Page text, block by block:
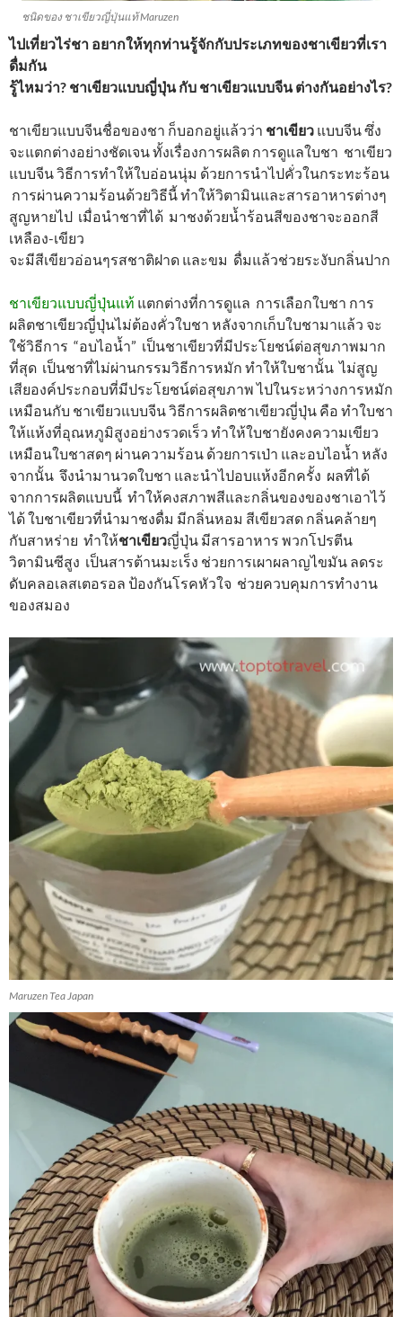
ชนิดของ ชาเขียวญี่ปุ่นแท้ Maruzen
ไปเที่ยวไร่ชา อยากให้ทุกท่านรู้จักกับประเภทของชาเขียวที่เรา
ดื่มกัน
รู้ไหมว่า? ชาเขียวแบบญี่ปุ่น กับ ชาเขียวแบบจีน ต่างกันอย่างไร?
ชาเขียวแบบจีนชื่อของชา ก็บอกอยู่แล้วว่า ชาเขียว แบบจีน ซึ่ง
จะแตกต่างอย่างชัดเจน ทั้งเรื่องการผลิต การดูแลใบชา ชาเขียว
แบบจีน วิธีการทําให้ใบอ่อนนุ่ม ด้วยการนำไปคั่วในกระทะร้อน
การผ่านความร้อนด้วยวิธีนี้ ทำให้วิตามินและสารอาหารต่างๆ
สูญหายไป เมื่อนำชาที่ได้ มาชงด้วยน้ำร้อนสีของชาจะออกสี
เหลือง-เขียว
จะมีสีเขียวอ่อนๆรสชาติฝาด และขม ดื่มแล้วช่วยระงับกลิ่นปาก
ชาเขียวแบบญี่ปุ่นแท้ แตกต่างที่การดูแล การเลือกใบชา การ
ผลิตชาเขียวญี่ปุ่นไม่ต้องคั่วใบชา หลังจากเก็บใบชามาแล้ว จะ
ใช้วิธีการ “อบไอน้ำ” เป็นชาเขียวที่มีประโยชน์ต่อสุขภาพมาก
ที่สุด เป็นชาที่ไม่ผ่านกรรมวิธีการหมัก ทำให้ใบชานั้น ไม่สูญ
เสียองค์ประกอบที่มีประโยชน์ต่อสุขภาพ ไปในระหว่างการหมัก
เหมือนกับ ชาเขียวแบบจีน วิธีการผลิตชาเขียวญี่ปุ่น คือ ทำใบชา
ให้แห้งที่อุณหภูมิสูงอย่างรวดเร็ว ทำให้ใบชายังคงความเขียว
เหมือนใบชาสดๆ ผ่านความร้อน ด้วยการเป่า และอบไอน้ำ หลัง
จากนั้น จึงนำมานวดใบชา และนำไปอบแห้งอีกครั้ง ผลที่ได้
จากการผลิตแบบนี้ ทำให้คงสภาพสีและกลิ่นของของชาเอาไว้
ได้ ใบชาเขียวที่นำมาชงดื่ม มีกลิ่นหอม สีเขียวสด กลิ่นคล้ายๆ
กับสาหร่าย ทำให้ชาเขียวญี่ปุ่น มีสารอาหาร พวกโปรตีน
วิตามินซีสูง เป็นสารต้านมะเร็ง ช่วยการเผาผลาญไขมัน ลดระ
ดับคลอเลสเตอรอล ป้องกันโรคหัวใจ ช่วยควบคุมการทำงาน
ของสมอง
Maruzen Tea Japan